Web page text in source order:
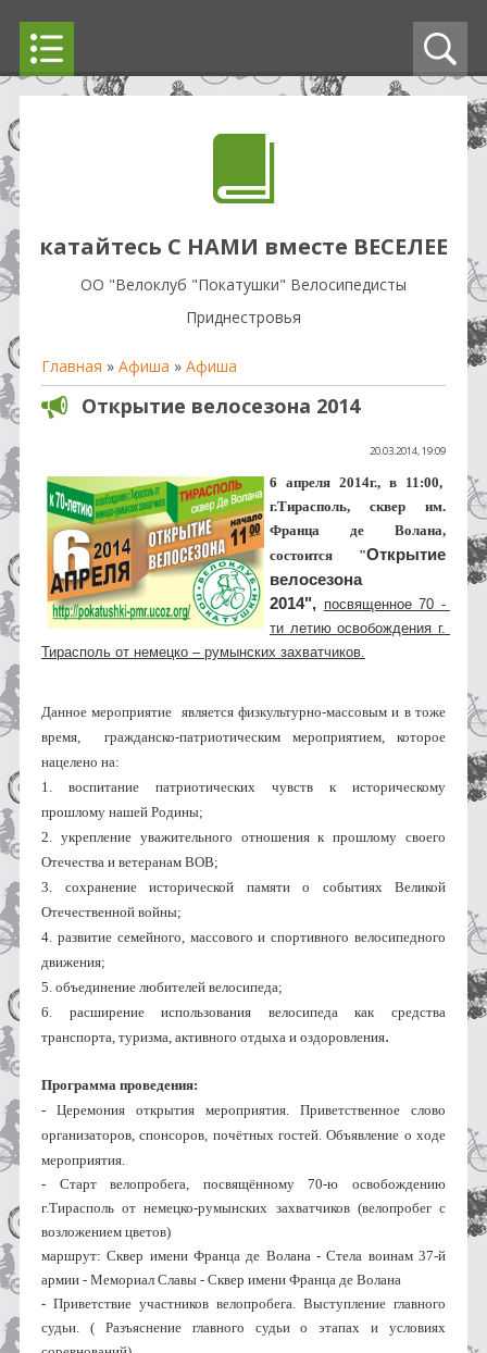
катайтесь С НАМИ вместе ВЕСЕЛЕЕ
OO "Велоклуб "Покатушки" Велосипедисты
Приднестровья
Главная » Афиша » Афиша
Открытие велосезона 2014
20.03.2014, 19:09
6 апреля 2014г., в 11:00,
г.Тирасполь, сквер им.
Франца де Волана,
состоится "Открытие
велосезона
2014", посвященное 70 -
ти летию освобождения г.
Тирасполь от немецко – румынских захватчиков.
Данное мероприятие  является физкультурно-массовым и в тоже
время,  гражданско-патриотическим мероприятием, которое
нацелено на:
1. воспитание патриотических чувств к историческому
прошлому нашей Родины;
2. укрепление уважительного отношения к прошлому своего
Отечества и ветеранам ВОВ;
3. сохранение исторической памяти о событиях Великой
Отечественной войны;
4. развитие семейного, массового и спортивного велосипедного
движения;
5. объединение любителей велосипеда;
6. расширение использования велосипеда как средства
транспорта, туризма, активного отдыха и оздоровления.
Программа проведения:
- Церемония открытия мероприятия. Приветственное слово
организаторов, спонсоров, почётных гостей. Объявление о ходе
мероприятия.
- Cтарт велопробега, посвящённому 70-ю освобождению
г.Тирасполь от немецко-румынских захватчиков (велопробег с
возложением цветов)
маршрут: Сквер имени Франца де Волана - Стела воинам 37-й
армии - Мемориал Славы - Сквер имени Франца де Волана
- Приветствие участников велопробега. Выступление главного
судьи. ( Разъяснение главного судьи о этапах и условиях